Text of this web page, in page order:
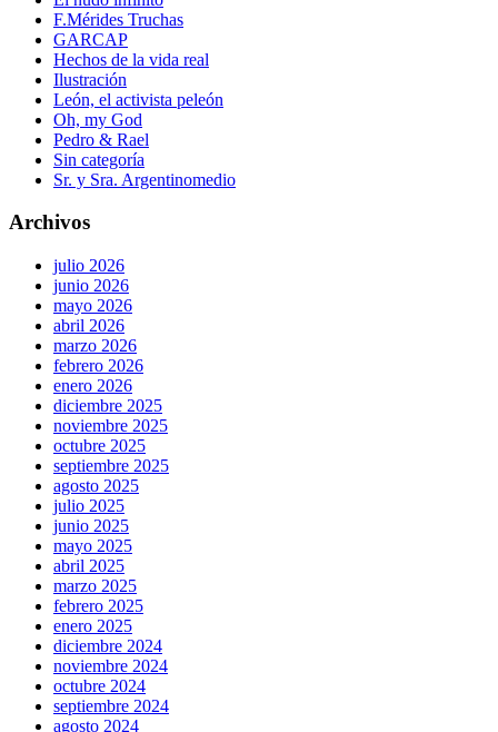
F.Mérides Truchas
GARCAP
Hechos de la vida real
Ilustración
León, el activista peleón
Oh, my God
Pedro & Rael
Sin categoría
Sr. y Sra. Argentinomedio
Archivos
julio 2026
junio 2026
mayo 2026
abril 2026
marzo 2026
febrero 2026
enero 2026
diciembre 2025
noviembre 2025
octubre 2025
septiembre 2025
agosto 2025
julio 2025
junio 2025
mayo 2025
abril 2025
marzo 2025
febrero 2025
enero 2025
diciembre 2024
noviembre 2024
octubre 2024
septiembre 2024
agosto 2024